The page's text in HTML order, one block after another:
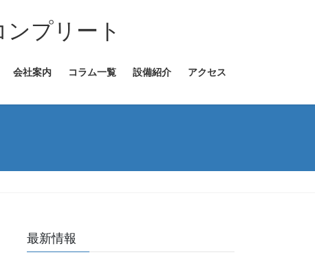
プリート
会社案内 コラム一覧 設備紹介 アクセス
最新情報